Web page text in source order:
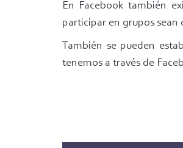
En Facebook también
participar en grupos sean
También se pueden
tenemos a través de